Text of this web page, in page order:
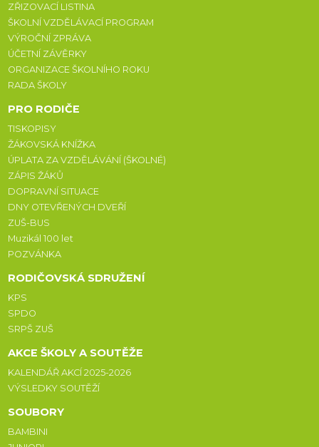
ZŘIZOVACÍ LISTINA
ŠKOLNÍ VZDĚLÁVACÍ PROGRAM
VÝROČNÍ ZPRÁVA
ÚČETNÍ ZÁVĚRKY
ORGANIZACE ŠKOLNÍHO ROKU
RADA ŠKOLY
PRO RODIČE
TISKOPISY
ŽÁKOVSKÁ KNÍŽKA
ÚPLATA ZA VZDĚLÁVÁNÍ (ŠKOLNÉ)
ZÁPIS ŽÁKŮ
DOPRAVNÍ SITUACE
DNY OTEVŘENÝCH DVEŘÍ
ZUŠ-BUS
Muzikál 100 let
POZVÁNKA
RODIČOVSKÁ SDRUŽENÍ
KPS
SPDO
SRPŠ ZUŠ
AKCE ŠKOLY A SOUTĚŽE
KALENDÁŘ AKCÍ 2025-2026
VÝSLEDKY SOUTĚŽÍ
SOUBORY
BAMBINI